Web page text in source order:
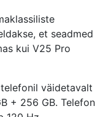
et seadmed
kui V25 Pro
väidetavalt
+ 256 GB. Telefon